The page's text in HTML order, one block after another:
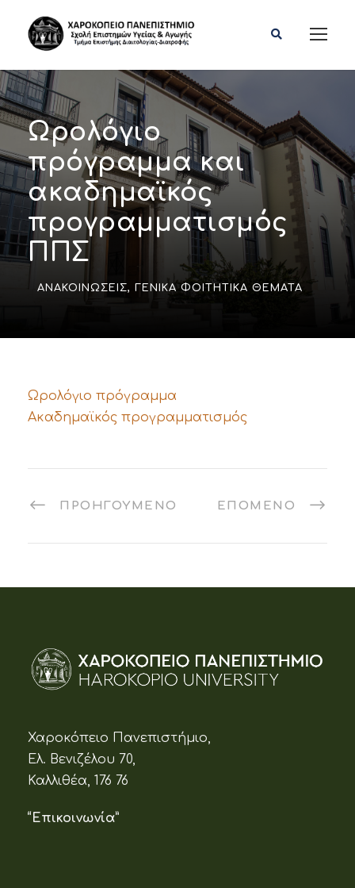
Ωρολόγιο
πρόγραμμα και
ακαδημαϊκός
προγραμματισμός
ΠΠΣ
ΑΝΑΚΟΙΝΏΣΕΙΣ, ΓΕΝΙΚΆ ΦΟΙΤΗΤΙΚΆ ΘΈΜΑΤΑ
Ωρολόγιο πρόγραμμα
Ακαδημαϊκός προγραμματισμός
ΠΡΟΗΓΟΎΜΕΝΟ ΕΠΌΜΕΝΟ
Χαροκόπειο Πανεπιστήμιο,
Ελ. Βενιζέλου 70,
Καλλιθέα, 176 76
“Επικοινωνία”